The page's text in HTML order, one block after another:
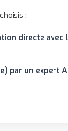
:
directe
par un expert